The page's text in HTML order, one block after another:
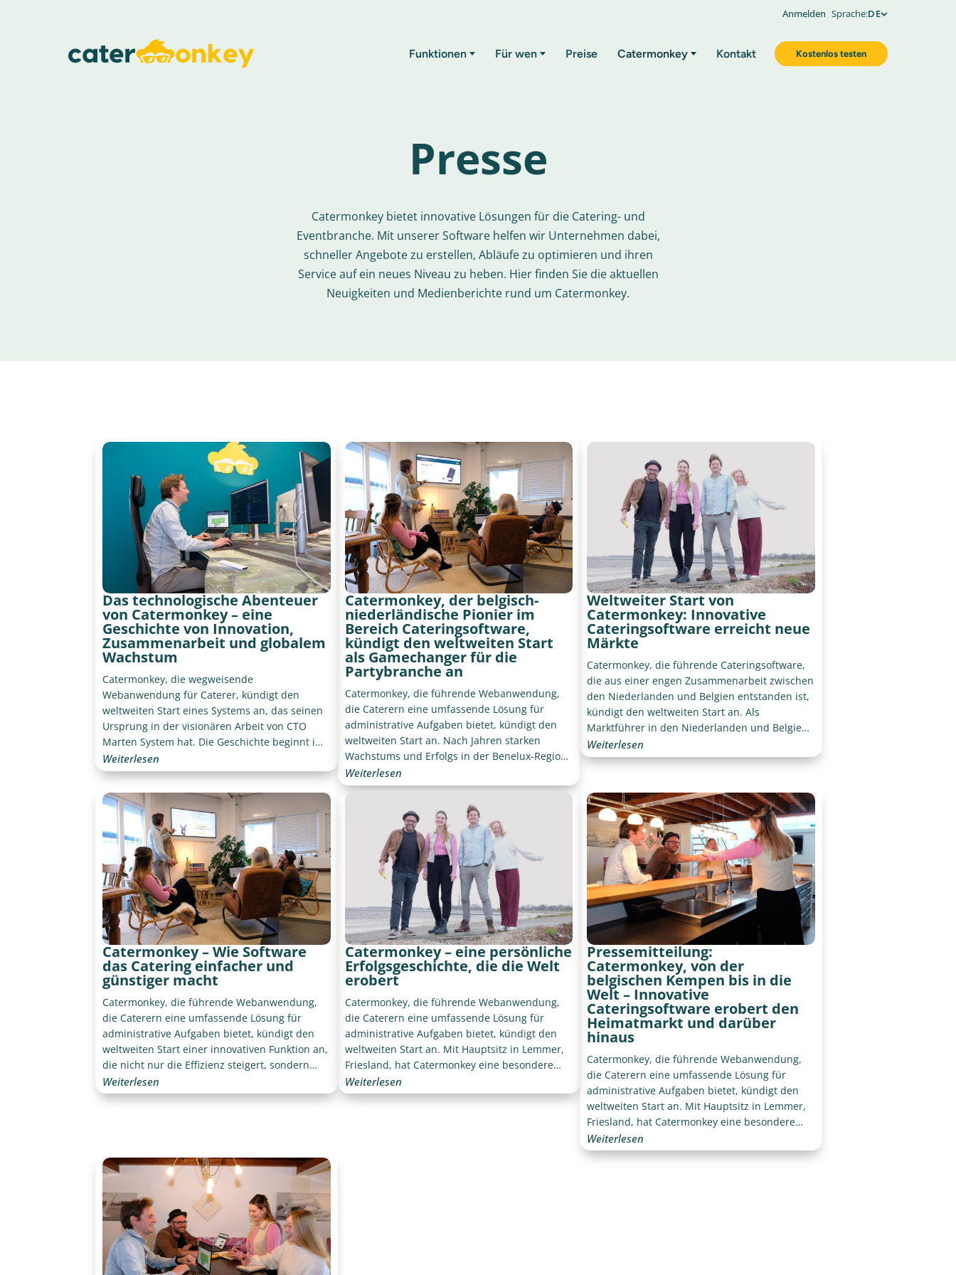
Anmelden Sprache:DE
Funktionen Für wen Preise Catermonkey Kontakt Kostenlos testen
Presse
Catermonkey bietet innovative Lösungen für die Catering- und
Eventbranche. Mit unserer Software helfen wir Unternehmen dabei,
schneller Angebote zu erstellen, Abläufe zu optimieren und ihren
Service auf ein neues Niveau zu heben. Hier finden Sie die aktuellen
Neuigkeiten und Medienberichte rund um Catermonkey.
Das technologische Abenteuer
von Catermonkey – eine
Geschichte von Innovation,
Zusammenarbeit und globalem
Wachstum
Catermonkey, die wegweisende
Webanwendung für Caterer, kündigt den
weltweiten Start eines Systems an, das seinen
Ursprung in der visionären Arbeit von CTO
Marten System hat. Die Geschichte beginnt im
Jahr 2012, nur zwei Jahre nach meinem
Abschluss als Software Engineer an der
aus Breda traf, der sein Unternehmen
automatisieren wollte.
Weiterlesen
Catermonkey, der belgisch-
niederländische Pionier im
Bereich Cateringsoftware,
kündigt den weltweiten Start
als Gamechanger für die
Partybranche an
Catermonkey, die führende Webanwendung,
die Caterern eine umfassende Lösung für
administrative Aufgaben bietet, kündigt den
weltweiten Start an. Nach Jahren starken
Wachstums und Erfolgs in der Benelux-Region
erweitert Catermonkey seinen Einfluss auf
neue internationale Märkte.
Weiterlesen
Weltweiter Start von
Catermonkey: Innovative
Cateringsoftware erreicht neue
Märkte
Catermonkey, die führende Cateringsoftware,
die aus einer engen Zusammenarbeit zwischen
den Niederlanden und Belgien entstanden ist,
kündigt den weltweiten Start an. Als
Marktführer in den Niederlanden und Belgien
hat Catermonkey das Ziel, seine Plattform auf
neue Ebenen zu heben und Caterer weltweit
Weiterlesen
Catermonkey – Wie Software
das Catering einfacher und
günstiger macht
Catermonkey, die führende Webanwendung,
die Caterern eine umfassende Lösung für
administrative Aufgaben bietet, kündigt den
weltweiten Start einer innovativen Funktion an,
die nicht nur die Effizienz steigert, sondern
auch das Erlebnis auf eine neue Ebene hebt.
Weiterlesen
Catermonkey – eine persönliche
Erfolgsgeschichte, die die Welt
erobert
Catermonkey, die führende Webanwendung,
die Caterern eine umfassende Lösung für
administrative Aufgaben bietet, kündigt den
weltweiten Start an. Mit Hauptsitz in Lemmer,
Friesland, hat Catermonkey eine besondere
Entstehungsgeschichte, die die Kraft von
Zusammenarbeit und Ausdauer unterstreicht.
Weiterlesen
Pressemitteilung:
Catermonkey, von der
belgischen Kempen bis in die
Welt – Innovative
Cateringsoftware erobert den
Heimatmarkt und darüber
hinaus
Catermonkey, die führende Webanwendung,
die Caterern eine umfassende Lösung für
administrative Aufgaben bietet, kündigt den
weltweiten Start an. Mit Hauptsitz in Lemmer,
Friesland, hat Catermonkey eine besondere
Verbindung zur belgischen Kempen, der
Heimat von CEO Maty Van Geirt, der mehrere
Weiterlesen